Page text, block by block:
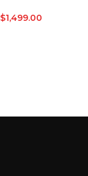
$1,499.00